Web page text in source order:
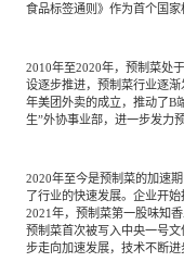
园林绿化
食品标签通则》作为首个国家
2010年至2020年，预制菜处
设逐步推进，预制菜行业逐
年美团外卖的成立，推动了B
生”外协事业部，进一步发力
2020年至今是预制菜的加速
了行业的快速发展。企业开
2021年，预制菜第一股味知
预制菜首次被写入中央一号
步走向加速发展，技术不断进